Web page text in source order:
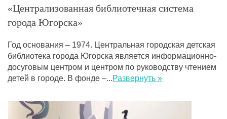
«Централизованная библиотечная система
города Югорска»
Год основания – 1974. Центральная городская детская
библиотека города Югорска является информационно-
досуговым центром и центром по руководству чтением
детей в городе. В фонде –...Развернуть »